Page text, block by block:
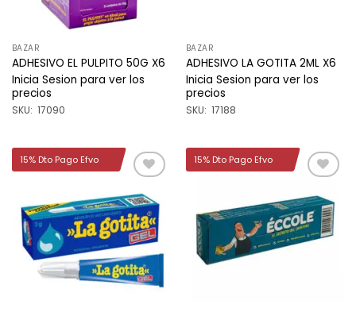
BAZAR
ADHESIVO EL PULPITO 50G X6
Inicia Sesion para ver los
precios
SKU: 17090
BAZAR
ADHESIVO LA GOTITA 2ML X6
Inicia Sesion para ver los
precios
SKU: 17188
a la
lista de
deseos
15% Dto Pago Efvo
a la
lista de
deseos
15% Dto Pago Efvo